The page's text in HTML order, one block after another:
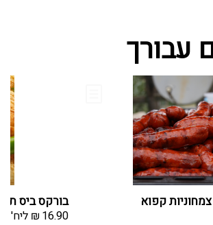
עבורך
צמחוניות קפוא בורקס ביס
₪ 16.90 ליח'